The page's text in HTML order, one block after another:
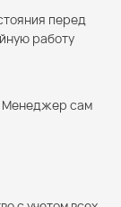
перед
работу
Менеджер сам